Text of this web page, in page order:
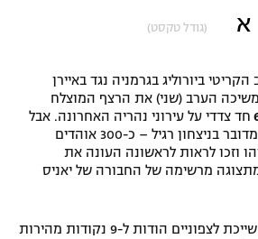
בפרסים
אלקטרה
– "מרלן"
א (גודל טקסט)
ביורוליג בגרמניה נגד באיירן
הערב (שני) את הרצף המוצלח
חד צדדי על עירוני נהריה האחרונה. אבל
עבור הצהובים לא היה מדובר בניצחון רגיל – כ-300 אוהדים
וזכו לראות לראשונה העונה את
מרשימה של החבורה של יאניס
הפתיחה דווקא הייתה שייכת לצפוניים הודות ל-9 נקודות מהירות